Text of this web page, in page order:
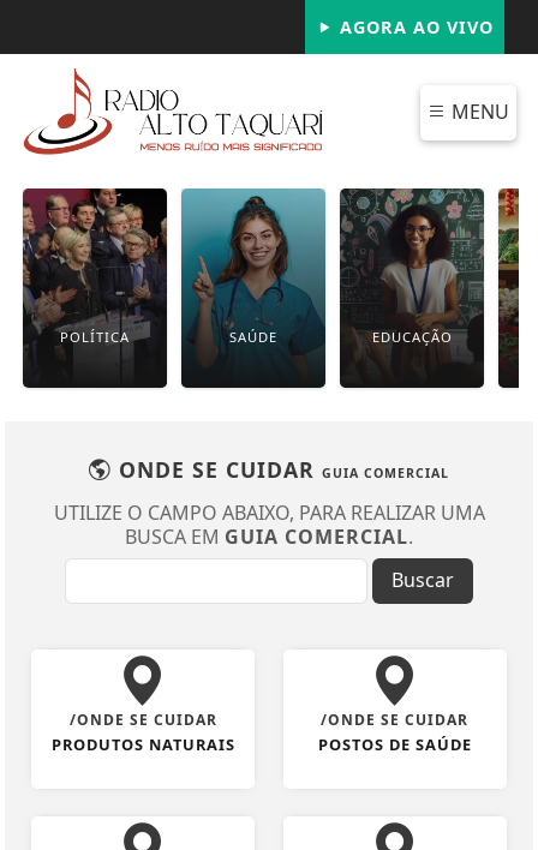
AGORA AO VIVO
MENU
POLÍTICA SAÚDE EDUCAÇÃO
ONDE SE CUIDAR GUIA COMERCIAL
UTILIZE O CAMPO ABAIXO, PARA REALIZAR UMA
BUSCA EM GUIA COMERCIAL.
Buscar
/ONDE SE CUIDAR
PRODUTOS NATURAIS
/ONDE SE CUIDAR
POSTOS DE SAÚDE